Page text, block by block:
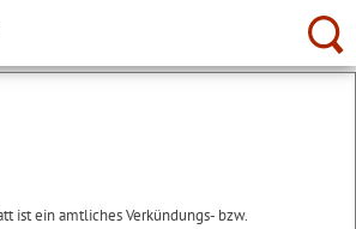
ist ein amtliches Verkündungs- bzw.